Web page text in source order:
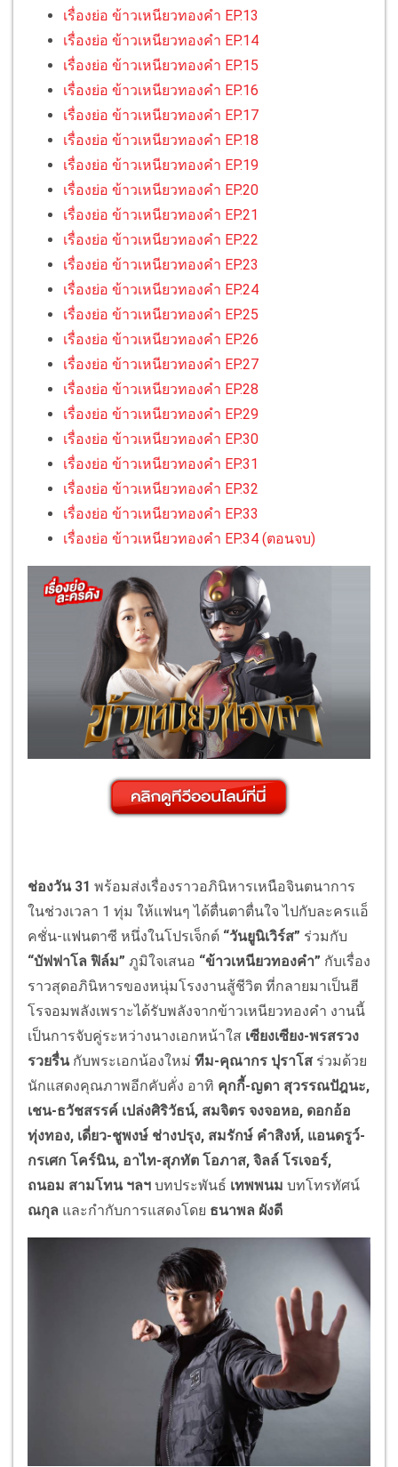
เรื่องย่อ ข้าวเหนียวทองคำ EP.13
เรื่องย่อ ข้าวเหนียวทองคำ EP.14
เรื่องย่อ ข้าวเหนียวทองคำ EP.15
เรื่องย่อ ข้าวเหนียวทองคำ EP.16
เรื่องย่อ ข้าวเหนียวทองคำ EP.17
เรื่องย่อ ข้าวเหนียวทองคำ EP.18
เรื่องย่อ ข้าวเหนียวทองคำ EP.19
เรื่องย่อ ข้าวเหนียวทองคำ EP.20
เรื่องย่อ ข้าวเหนียวทองคำ EP.21
เรื่องย่อ ข้าวเหนียวทองคำ EP.22
เรื่องย่อ ข้าวเหนียวทองคำ EP.23
เรื่องย่อ ข้าวเหนียวทองคำ EP.24
เรื่องย่อ ข้าวเหนียวทองคำ EP.25
เรื่องย่อ ข้าวเหนียวทองคำ EP.26
เรื่องย่อ ข้าวเหนียวทองคำ EP.27
เรื่องย่อ ข้าวเหนียวทองคำ EP.28
เรื่องย่อ ข้าวเหนียวทองคำ EP.29
เรื่องย่อ ข้าวเหนียวทองคำ EP.30
เรื่องย่อ ข้าวเหนียวทองคำ EP.31
เรื่องย่อ ข้าวเหนียวทองคำ EP.32
เรื่องย่อ ข้าวเหนียวทองคำ EP.33
เรื่องย่อ ข้าวเหนียวทองคำ EP.34 (ตอนจบ)
ช่องวัน 31 พร้อมส่งเรื่องราวอภินิหารเหนือจินตนาการ
ในช่วงเวลา 1 ทุ่ม ให้แฟนๆ ได้ตื่นตาตื่นใจ ไปกับละครแอ็
คชั่น-แฟนตาซี หนึ่งในโปรเจ็กต์ “วันยูนิเวิร์ส” ร่วมกับ
“บัฟฟาโล ฟิล์ม” ภูมิใจเสนอ “ข้าวเหนียวทองคำ” กับเรื่อง
ราวสุดอภินิหารของหนุ่มโรงงานสู้ชีวิต ที่กลายมาเป็นฮี
โรจอมพลังเพราะได้รับพลังจากข้าวเหนียวทองคำ งานนี้
เป็นการจับคู่ระหว่างนางเอกหน้าใส เซียงเซียง-พรสรวง
รวยรื่น กับพระเอกน้องใหม่ ทีม-คุณากร ปุราโส ร่วมด้วย
นักแสดงคุณภาพอีกคับคั่ง อาทิ คุกกี้-ญดา สุวรรณปัฎนะ,
เชน-ธวัชสรรค์ เปล่งศิริวัธน์, สมจิตร จงจอหอ, ดอกอ้อ
ทุ่งทอง, เดี่ยว-ชูพงษ์ ช่างปรุง, สมรักษ์ คำสิงห์, แอนดรูว์-
กรเศก โคร์นิน, อาไท-สุภทัต โอภาส, จิลล์ โรเจอร์,
ถนอม สามโทน ฯลฯ บทประพันธ์ เทพพนม บทโทรทัศน์
ณกุล และกำกับการแสดงโดย ธนาพล ผังดี